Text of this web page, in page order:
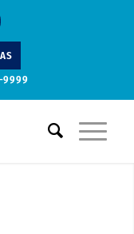
9999